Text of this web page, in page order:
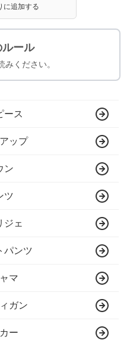
に追加する
ルール
みください。
ース
ップ
ン
ツ
ジェ
パンツ
マ
ガン
ー